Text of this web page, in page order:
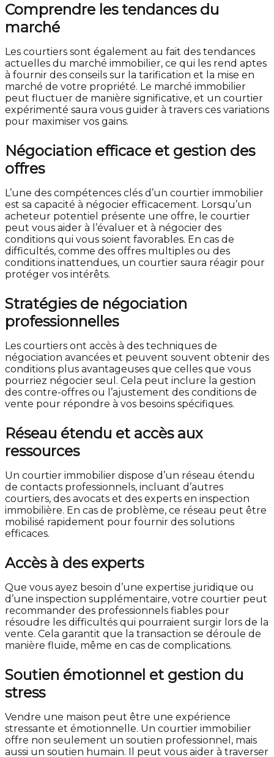
Comprendre les tendances du
marché
Les courtiers sont également au fait des tendances
actuelles du marché immobilier, ce qui les rend aptes
à fournir des conseils sur la tarification et la mise en
marché de votre propriété. Le marché immobilier
peut fluctuer de manière significative, et un courtier
expérimenté saura vous guider à travers ces variations
pour maximiser vos gains.
Négociation efficace et gestion des
offres
L’une des compétences clés d’un courtier immobilier
est sa capacité à négocier efficacement. Lorsqu’un
acheteur potentiel présente une offre, le courtier
peut vous aider à l’évaluer et à négocier des
conditions qui vous soient favorables. En cas de
difficultés, comme des offres multiples ou des
conditions inattendues, un courtier saura réagir pour
protéger vos intérêts.
Stratégies de négociation
professionnelles
Les courtiers ont accès à des techniques de
négociation avancées et peuvent souvent obtenir des
conditions plus avantageuses que celles que vous
pourriez négocier seul. Cela peut inclure la gestion
des contre-offres ou l’ajustement des conditions de
vente pour répondre à vos besoins spécifiques.
Réseau étendu et accès aux
ressources
Un courtier immobilier dispose d’un réseau étendu
de contacts professionnels, incluant d’autres
courtiers, des avocats et des experts en inspection
immobilière. En cas de problème, ce réseau peut être
mobilisé rapidement pour fournir des solutions
efficaces.
Accès à des experts
Que vous ayez besoin d’une expertise juridique ou
d’une inspection supplémentaire, votre courtier peut
recommander des professionnels fiables pour
résoudre les difficultés qui pourraient surgir lors de la
vente. Cela garantit que la transaction se déroule de
manière fluide, même en cas de complications.
Soutien émotionnel et gestion du
stress
Vendre une maison peut être une expérience
stressante et émotionnelle. Un courtier immobilier
offre non seulement un soutien professionnel, mais
aussi un soutien humain. Il peut vous aider à traverser